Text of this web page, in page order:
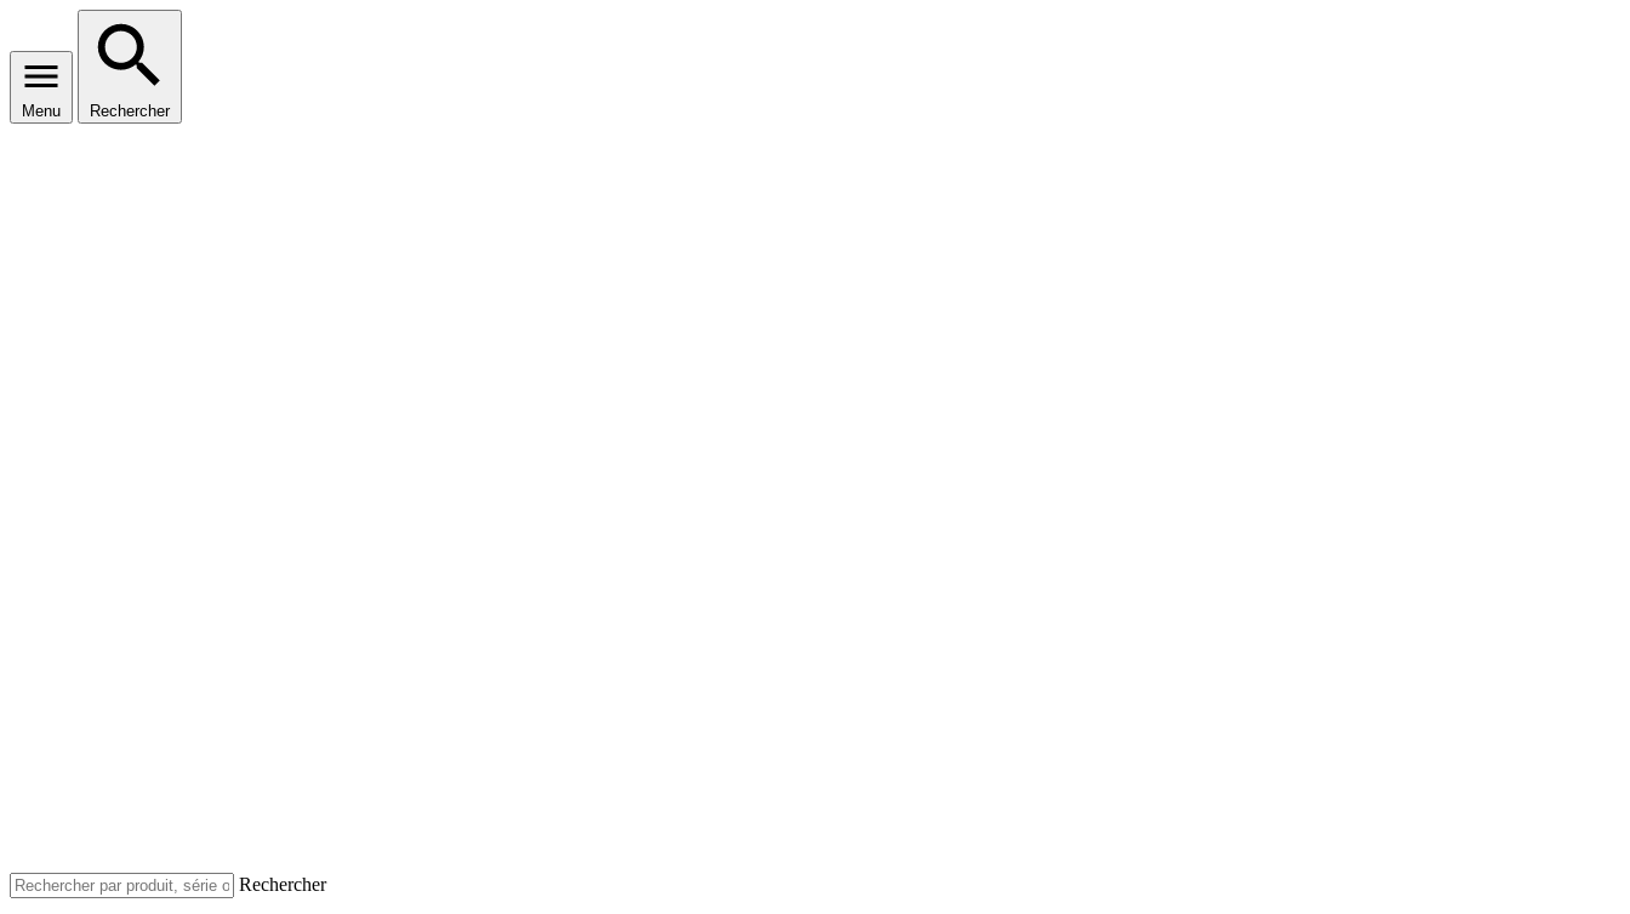
Menu Rechercher
Rechercher